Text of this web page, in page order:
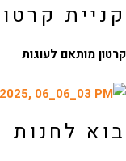
מותאם לעוגות
לחנות